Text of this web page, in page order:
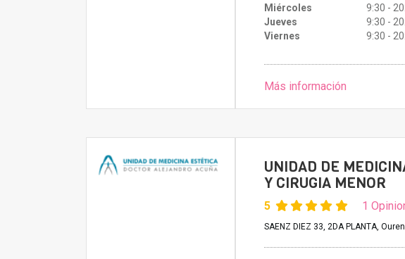
Miércoles
9:30 -
Jueves
9:30 -
Viernes
9:30 -
Más información
UNIDAD DE
Y CIRUGIA MENOR
5 1
SAENZ DIEZ 33, 2DA PLANTA,